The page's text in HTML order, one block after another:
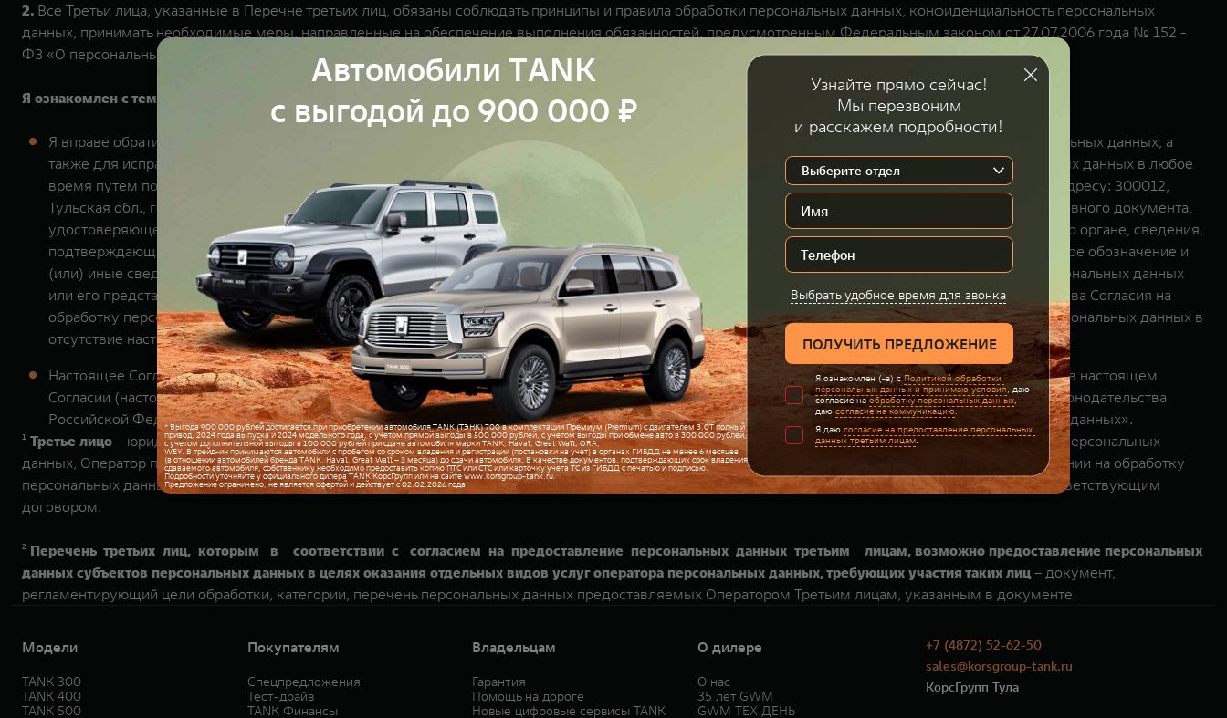
2. Все Третьи лица, указанные в Перечне третьих лиц, обязаны соблюдать принципы и правила обработки персональных данных, конфиденциальность персональных
данных, принимать необходимые меры, направленные на обеспечение выполнения обязанностей, предусмотренным Федеральным законом от 27.07.2006 года № 152 -
ФЗ «О персональных данных».
Я подтверждаю, что ознакомился(ась) с Перечнем третьих лиц.
Я ознакомлен с тем, что:
Я вправе обратиться к Оператору и/или Третьим лицам с письменным запросом для получения информации, касающейся обработки моих персональных данных, а
также для исправления (дополнения) неверных или неполных персональных данных и/или отозвать настоящее Согласие на обработку персональных данных в любое
время путем подачи Оператору соответствующего заявления в простой письменной форме заказным письмом с описью вложения по почтовому адресу: 300012,
Тульская обл., город Тула, Рязанская ул., дом 38 корпус главный, ЛИТ. А, А1, А2, 2 этаж, пом. 202. Письменное заявление должно содержать № основного документа,
удостоверяющего личность Субъекта персональных данных или его представителя, сведения о дате выдачи указанного документа и выдавшем его органе, сведения,
подтверждающие участие Субъекта персональных данных в отношениях с Оператором (№ договора, дата заключения договора, условное словесное обозначение и
(или) иные сведения), либо сведения, иным образом подтверждающие факт обработки персональных данных Оператором, подпись Субъекта персональных данных
или его представителя. Оператор прекращает обработку персональных данных в срок, не превышающий 30 (Тридцать) дней с даты получения отзыва Согласия на
обработку персональных данных. В случае отзыва Согласия на обработку персональных данных, Оператор вправе продолжить обработку моих персональных данных в
отсутствие настоящего Согласия по основаниям, предусмотренным законодательством Российской Федерации.
Настоящее Согласие на обработку персональных данных действует с момента его предоставления Оператору и до достижения целей, указанных в настоящем
Согласии (настоящее условие не распространяется на персональные данные, которые Оператор имеет право обрабатывать в целях исполнения законодательства
Российской Федерации) или до момента его отзыва в соответствии со статьей 9 Федерального закона от 27.07.2006 г. № 152 - ФЗ «О персональных данных».
¹ Третье лицо – юридическое лицо, и/или индивидуальный предприниматель, и/или физическое лицо, которому на основании поручения на обработку персональных
данных, Оператор предоставил право обрабатывать персональные данные субъектов персональных данных в целях и на условиях, указанных в поручении на обработку
персональных данных и/или лицо, которое осуществляет совместную с оператором обработку персональных данных на условиях, установленных соответствующим
договором.
² Перечень третьих лиц, которым в соответствии с согласием на предоставление персональных данных третьим лицам, возможно предоставление персональных
данных субъектов персональных данных в целях оказания отдельных видов услуг оператора персональных данных, требующих участия таких лиц– документ,
регламентирующий цели обработки, категории, перечень персональных данных предоставляемых Оператором Третьим лицам, указанным в документе.
Модели
TANK 300
TANK 400
TANK 500
Покупателям
Спецпредложения
Тест-драйв
TANK Финансы
Владельцам
Гарантия
Помощь на дороге
Новые цифровые сервисы TANK
О дилере
О нас
35 лет GWM
GWM ТЕХ ДЕНЬ
+7 (4872) 52-62-50
sales@korsgroup-tank.ru
КорсГрупп Тула